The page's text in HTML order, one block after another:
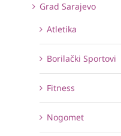
Grad Sarajevo
Atletika
Borilački Sportovi
Fitness
Nogomet